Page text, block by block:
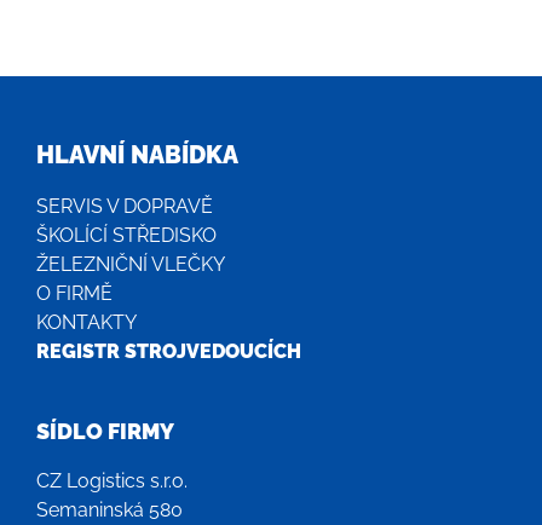
HLAVNÍ NABÍDKA
SERVIS V DOPRAVĚ
ŠKOLÍCÍ STŘEDISKO
ŽELEZNIČNÍ VLEČKY
O FIRMĚ
KONTAKTY
REGISTR STROJVEDOUCÍCH
SÍDLO FIRMY
CZ Logistics s.r.o.
Semaninská 580